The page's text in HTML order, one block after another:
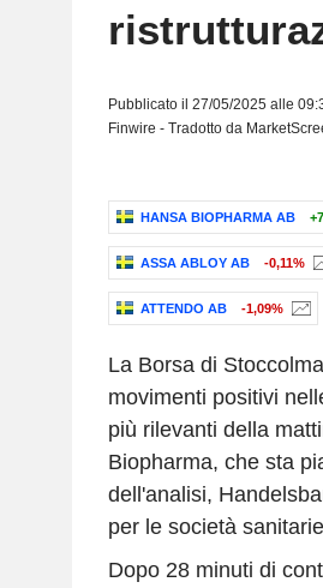
Pubblicato il 27/05/2025 alle
Finwire - Tradotto da
HANSA BIOPHARMA AB
ASSA ABLOY AB -0,11%
ATTENDO AB -1,09%
La Borsa di
movimenti positivi
più rilevanti della
Biopharma, che sta
dell'analisi,
per le società
Dopo 28 minuti di